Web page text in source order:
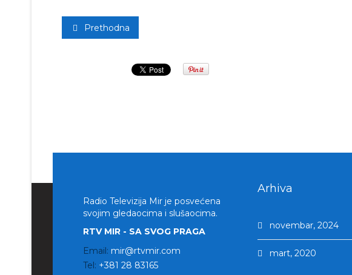
Prethodna
Radio Televizija Mir je posvećena
svojim gledaocima i slušaocima.
RTV MIR - SA SVOG PRAGA
Email: mir@rtvmir.com
Tel: +381 28 83165
Arhiva
novembar, 2024
mart, 2020